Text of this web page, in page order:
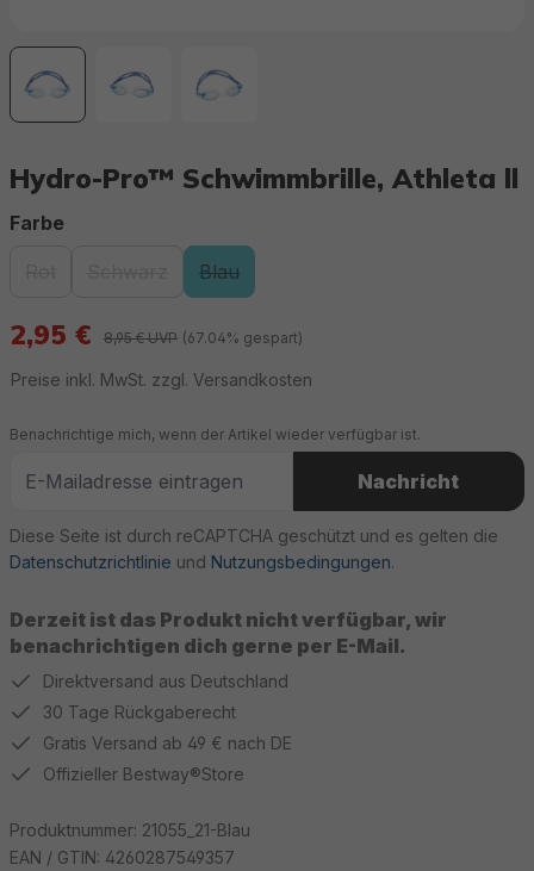
Hydro-Pro™ Schwimmbrille, Athleta ll
2,95 € 8,95 € UVP (67.04% gespart)
Preise inkl. MwSt. zzgl. Versandkosten
Derzeit ist das Produkt nicht verfügbar, wir
benachrichtigen dich gerne per E-Mail.
Farbeauswählen
(Diese Option ist zurzeit nicht verfügbar.)
(Diese Option ist zurzeit nicht verfügbar.)
Blau
(Diese Option ist zurzeit nicht
Benachrichtige mich, wenn der Artikel wieder verfügbar ist.
Nachricht
Diese Seite ist durch reCAPTCHA geschützt und es gelten die
Datenschutzrichtlinie und Nutzungsbedingungen.
Direktversand aus Deutschland
30 Tage Rückgaberecht
Gratis Versand ab 49 € nach DE
Offizieller Bestway®Store
Produktnummer: 21055_21-Blau
EAN / GTIN: 4260287549357